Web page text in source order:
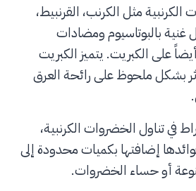
مثل الكرنب، القرنبيط،
غنية بالبوتاسيوم ومضادات
على الكبريت. يتميز الكبريت
بشكل ملحوظ على رائحة العرق
في تناول الخضروات الكرنبية،
إضافتها بكميات محدودة إلى
أو حساء الخضروات.